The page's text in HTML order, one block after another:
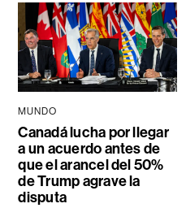
MUNDO
Canadá lucha por llegar
a un acuerdo antes de
que el arancel del 50%
de Trump agrave la
disputa